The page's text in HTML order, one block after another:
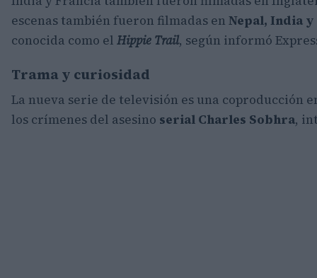
escenas también fueron filmadas en Nepal, India y
conocida como el Hippie Trail, según informó
Trama y curiosidad
La nueva serie de televisión es una coproducción
los crímenes del asesino serial Charles Sobhra,